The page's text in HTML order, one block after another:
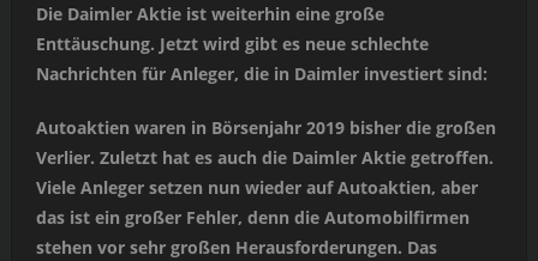
Die Daimler Aktie ist weiterhin eine große
Enttäuschung. Jetzt wird gibt es neue schlechte
Nachrichten für Anleger, die in Daimler investiert sind:
Autoaktien waren in Börsenjahr 2019 bisher die großen
Verlier. Zuletzt hat es auch die Daimler Aktie getroffen.
Viele Anleger setzen nun wieder auf Autoaktien, aber
das ist ein großer Fehler, denn die Automobilfirmen
stehen vor sehr großen Herausforderungen. Das